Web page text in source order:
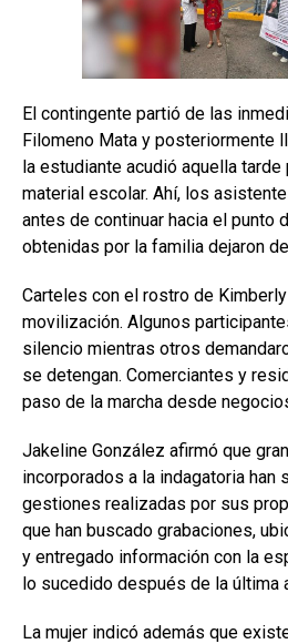
El contingente partió de las
Filomeno Mata y posteriormente
la estudiante acudió aquella
material escolar. Ahí, los
antes de continuar hacia el punto
obtenidas por la familia dejaron
Carteles con el rostro de
movilización. Algunos
silencio mientras otros
se detengan. Comerciantes y
paso de la marcha desde
Jakeline González afirmó que
incorporados a la indagatoria
gestiones realizadas por sus
que han buscado grabaciones,
y entregado información con la
lo sucedido después de la última
La mujer indicó además que